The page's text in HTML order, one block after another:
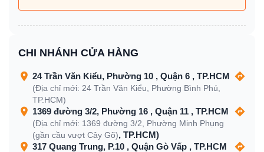
CHI NHÁNH CỬA HÀNG
24 Trần Văn Kiểu, Phường 10 , Quận 6 , TP.HCM
(Địa chỉ mới: 24 Trần Văn Kiểu, Phường Bình Phú,
TP.HCM)
1369 đường 3/2, Phường 16 , Quận 11 , TP.HCM
(Địa chỉ mới: 1369 đường 3/2, Phường Minh Phụng
(gần cầu vượt Cây Gõ), TP.HCM)
317 Quang Trung, P.10 , Quận Gò Vấp , TP.HCM